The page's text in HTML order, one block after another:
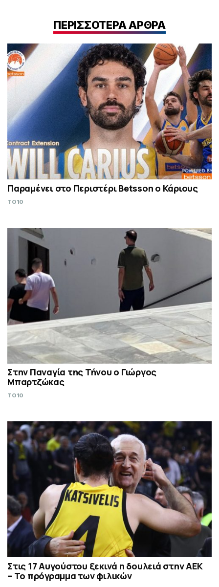
ΠΕΡΙΣΣΟΤΕΡΑ ΑΡΘΡΑ
Παραμένει στο Περιστέρι Betsson ο Κάριους
TO10
Στην Παναγία της Τήνου ο Γιώργος
Μπαρτζώκας
TO10
Στις 17 Αυγούστου ξεκινά η δουλειά στην ΑΕΚ
– Το πρόγραμμα των φιλικών